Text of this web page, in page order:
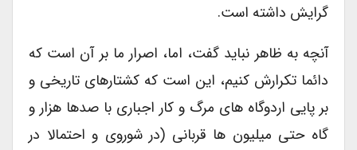
گرایش داشته است.
آنچه به ظاهر نباید گفت، اما، اصرار ما بر آن است که
دائما تکرارش کنیم، این است که کشتارهای تاریخی و
بر پایی اردوگاه های مرگ و کار اجباری با صدها هزار و
گاه حتی میلیون ها قربانی (در شوروی و احتمالا در